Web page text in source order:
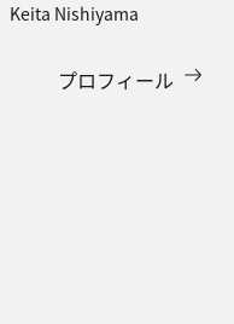
Keita Nishiyama
プロフィール